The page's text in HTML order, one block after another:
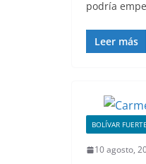
podría
Leer más
BOLÍVAR FUERTE
10 agosto,